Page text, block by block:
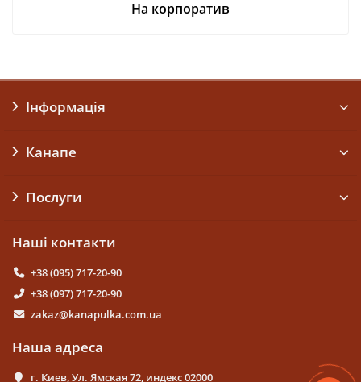
На корпоратив
Інформація
Канапе
Послуги
Наші контакти
+38 (095) 717-20-90
+38 (097) 717-20-90
zakaz@kanapulka.com.ua
Наша адреса
г. Киев, Ул. Ямская 72, индекс 02000